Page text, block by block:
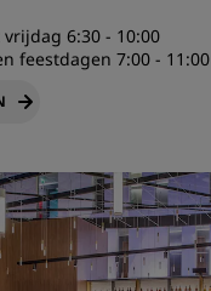
6:30 - 10:00
feestdagen 7:00 - 11:00